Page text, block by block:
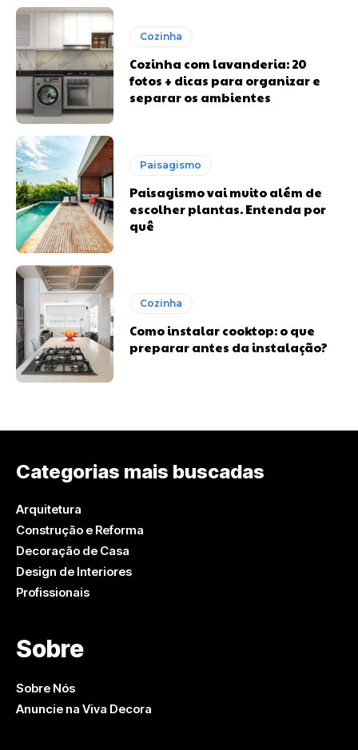
Cozinha
Cozinha com lavanderia: 20
fotos + dicas para organizar e
separar os ambientes
Paisagismo
Paisagismo vai muito além de
escolher plantas. Entenda por
quê
Cozinha
Como instalar cooktop: o que
preparar antes da instalação?
Categorias mais buscadas
Arquitetura
Construção e Reforma
Decoração de Casa
Design de Interiores
Profissionais
Sobre
Sobre Nós
Anuncie na Viva Decora